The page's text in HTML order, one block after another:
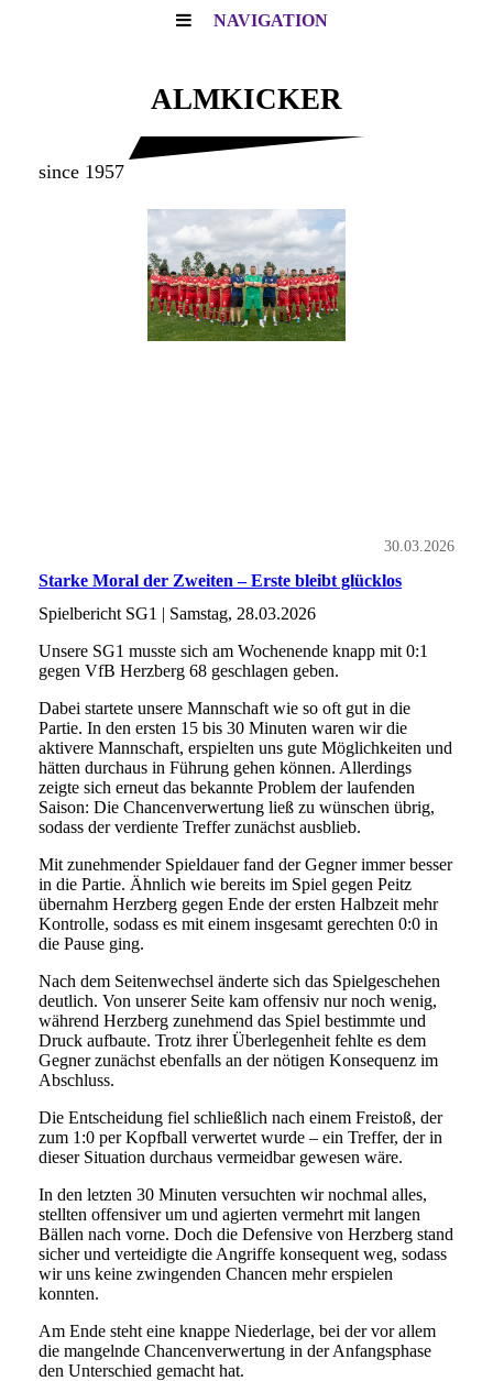
NAVIGATION
ALMKICKER
since 1957
30.03.2026
Starke Moral der Zweiten – Erste bleibt glücklos
Spielbericht SG1 | Samstag, 28.03.2026
Unsere SG1 musste sich am Wochenende knapp mit 0:1
gegen VfB Herzberg 68 geschlagen geben.
Dabei startete unsere Mannschaft wie so oft gut in die
Partie. In den ersten 15 bis 30 Minuten waren wir die
aktivere Mannschaft, erspielten uns gute Möglichkeiten und
hätten durchaus in Führung gehen können. Allerdings
zeigte sich erneut das bekannte Problem der laufenden
Saison: Die Chancenverwertung ließ zu wünschen übrig,
sodass der verdiente Treffer zunächst ausblieb.
Mit zunehmender Spieldauer fand der Gegner immer besser
in die Partie. Ähnlich wie bereits im Spiel gegen Peitz
übernahm Herzberg gegen Ende der ersten Halbzeit mehr
Kontrolle, sodass es mit einem insgesamt gerechten 0:0 in
die Pause ging.
Nach dem Seitenwechsel änderte sich das Spielgeschehen
deutlich. Von unserer Seite kam offensiv nur noch wenig,
während Herzberg zunehmend das Spiel bestimmte und
Druck aufbaute. Trotz ihrer Überlegenheit fehlte es dem
Gegner zunächst ebenfalls an der nötigen Konsequenz im
Abschluss.
Die Entscheidung fiel schließlich nach einem Freistoß, der
zum 1:0 per Kopfball verwertet wurde – ein Treffer, der in
dieser Situation durchaus vermeidbar gewesen wäre.
In den letzten 30 Minuten versuchten wir nochmal alles,
stellten offensiver um und agierten vermehrt mit langen
Bällen nach vorne. Doch die Defensive von Herzberg stand
sicher und verteidigte die Angriffe konsequent weg, sodass
wir uns keine zwingenden Chancen mehr erspielen
konnten.
Am Ende steht eine knappe Niederlage, bei der vor allem
die mangelnde Chancenverwertung in der Anfangsphase
den Unterschied gemacht hat.